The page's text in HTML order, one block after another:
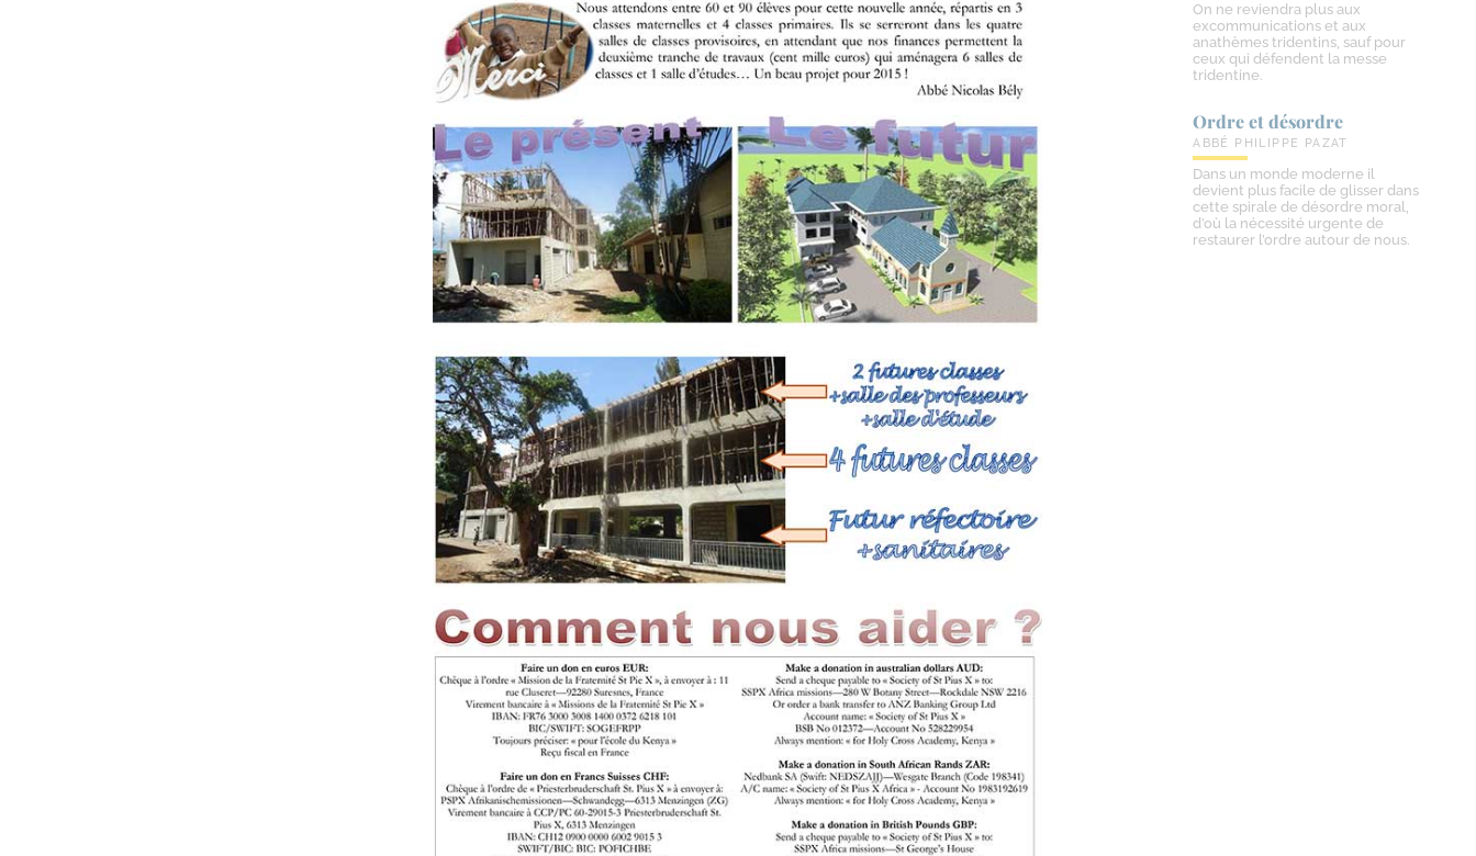
On ne reviendra plus aux
excommunications et aux
anathèmes tridentins, sauf pour
ceux qui défendent la messe
tridentine.
Ordre et désordre
ABBÉ PHILIPPE PAZAT
Dans un monde moderne il
devient plus facile de glisser dans
cette spirale de désordre moral,
d’où la nécessité urgente de
restaurer l’ordre autour de nous.